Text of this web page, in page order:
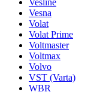
Vesline
Vesna
Volat
Volat Prime
Voltmaster
Voltmax
Volvo
VST (Varta)
WBR